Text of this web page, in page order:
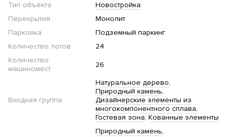
Тип объекта
Новостройка
Перекрытия
Монолит
Парковка
Подземный паркинг
Количество лотов
24
Количество
машиномест
26
Входная группа
Натуральное дерево
Природный камень
Дизайнерские элементы из
многокомпонентного сплава
Гостевая зона Кованные элементы
Природный камень